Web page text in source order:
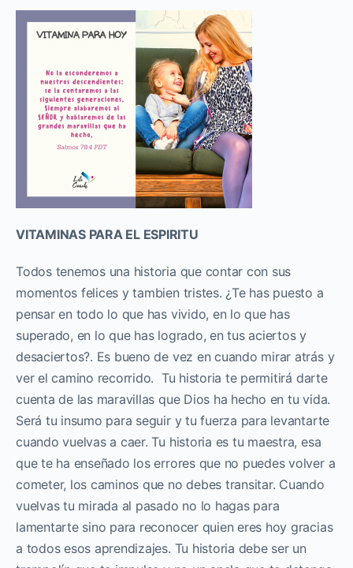
VITAMINAS PARA EL ESPIRITU
Todos tenemos una historia que contar con sus
momentos felices y tambien tristes. ¿Te has puesto a
pensar en todo lo que has vivido, en lo que has
superado, en lo que has logrado, en tus aciertos y
desaciertos?. Es bueno de vez en cuando mirar atrás y
ver el camino recorrido. Tu historia te permitirá darte
cuenta de las maravillas que Dios ha hecho en tu vida.
Será tu insumo para seguir y tu fuerza para levantarte
cuando vuelvas a caer. Tu historia es tu maestra, esa
que te ha enseñado los errores que no puedes volver a
cometer, los caminos que no debes transitar. Cuando
vuelvas tu mirada al pasado no lo hagas para
lamentarte sino para reconocer quien eres hoy gracias
a todos esos aprendizajes. Tu historia debe ser un